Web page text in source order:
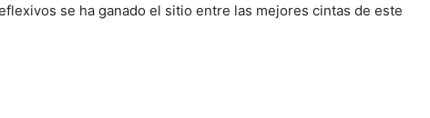
se ha ganado el sitio entre las mejores cintas de este